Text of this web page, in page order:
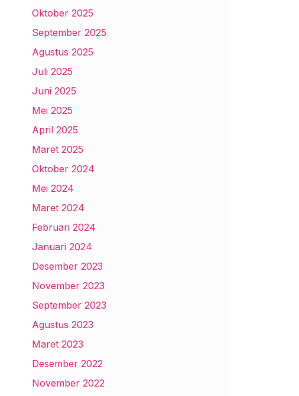
Oktober 2025
September 2025
Agustus 2025
Juli 2025
Juni 2025
Mei 2025
April 2025
Maret 2025
Oktober 2024
Mei 2024
Maret 2024
Februari 2024
Januari 2024
Desember 2023
November 2023
September 2023
Agustus 2023
Maret 2023
Desember 2022
November 2022